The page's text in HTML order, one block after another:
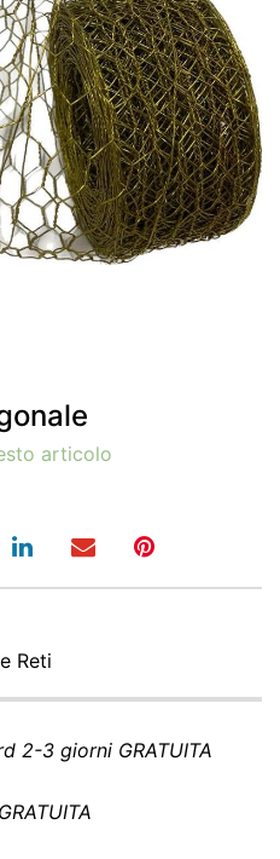
articolo
Reti
2-3 giorni GRATUITA